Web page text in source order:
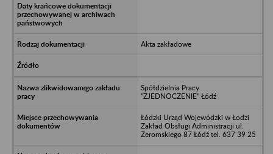
Akta zakładowe
Spółdzielnia Pracy
”ZJEDNOCZENIE” Łódź
Łódzki Urząd Wojewódzki w Łodzi
Zakład Obsługi Administracji ul.
Żeromskiego 87 Łódź tel. 637 39 25